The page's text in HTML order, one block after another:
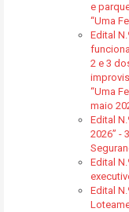
e
“Uma
Edital
2 e 3
“Uma
maio
Edital
2026” -
Edital
Edital